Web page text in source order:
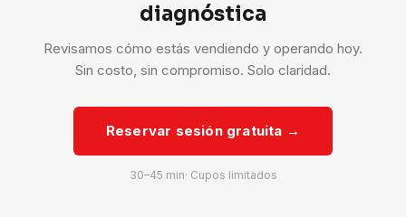
diagnóstica
Revisamos cómo estás vendiendo y operando hoy.
Sin costo, sin compromiso. Solo claridad.
Reservar sesión gratuita →
30–45 min· Cupos limitados